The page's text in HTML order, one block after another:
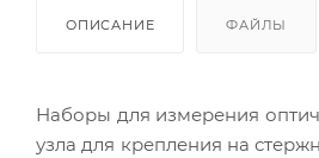
ОПИСАНИЕ ФАЙЛЫ
Наборы для измерения
узла для крепления на